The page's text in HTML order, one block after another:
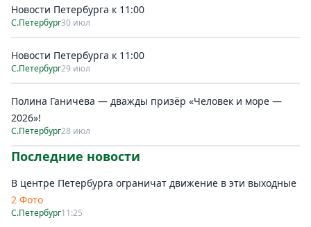
Новости Петербурга к 11:00
С.Петербург30 июл
Новости Петербурга к 11:00
С.Петербург29 июл
Полина Ганичева — дважды призёр «Человек и море —
2026»!
С.Петербург28 июл
Последние новости
В центре Петербурга ограничат движение в эти выходные
2 Фото
С.Петербург11:25